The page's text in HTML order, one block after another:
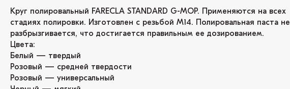
Круг полировальный FARECLA STANDARD G-MOP. Применяются на всех
стадиях полировки. Изготовлен с резьбой M14. Полировальная паста не
разбрызгивается, что достигается правильным ее дозированием.
Цвета:
Белый — твердый
Розовый — средней твердости
Розовый — универсальный